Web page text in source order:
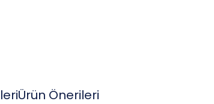
Ürün Önerileri